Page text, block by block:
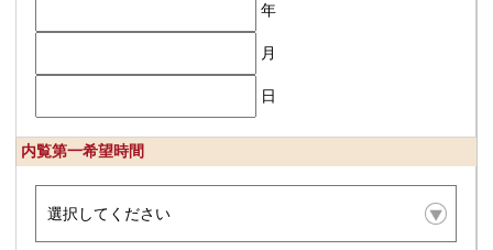
年
月
日
内覧第一希望時間